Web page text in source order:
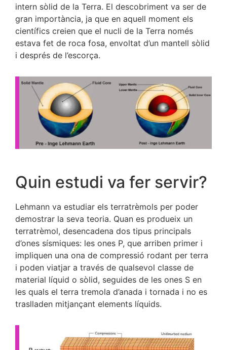
intern sòlid de la Terra. El descobriment va ser de
gran importància, ja que en aquell moment els
científics creien que el nucli de la Terra només
estava fet de roca fosa, envoltat d’un mantell sòlid
i després de l’escorça.
Quin estudi va fer servir?
Lehmann va estudiar els terratrèmols per poder
demostrar la seva teoria. Quan es produeix un
terratrèmol, desencadena dos tipus principals
d’ones sísmiques: les ones P, que arriben primer i
impliquen una ona de compressió rodant per terra
i poden viatjar a través de qualsevol classe de
material líquid o sòlid, seguides de les ones S en
les quals el terra tremola d’anada i tornada i no es
traslladen mitjançant elements líquids.